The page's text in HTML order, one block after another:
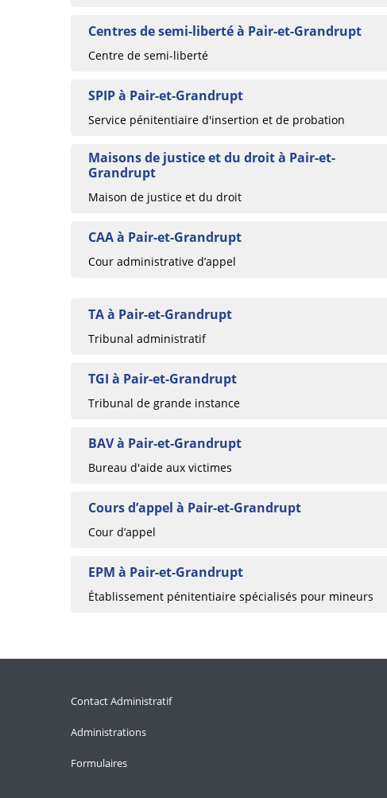
Centres de semi-liberté à Pair-et-Grandrupt
Centre de semi-liberté
SPIP à Pair-et-Grandrupt
Service pénitentiaire d'insertion et de probation
Maisons de justice et du droit à Pair-et-
Grandrupt
Maison de justice et du droit
CAA à Pair-et-Grandrupt
Cour administrative d’appel
TA à Pair-et-Grandrupt
Tribunal administratif
TGI à Pair-et-Grandrupt
Tribunal de grande instance
BAV à Pair-et-Grandrupt
Bureau d'aide aux victimes
Cours d’appel à Pair-et-Grandrupt
Cour d’appel
EPM à Pair-et-Grandrupt
Établissement pénitentiaire spécialisés pour mineurs
Contact Administratif
Administrations
Formulaires